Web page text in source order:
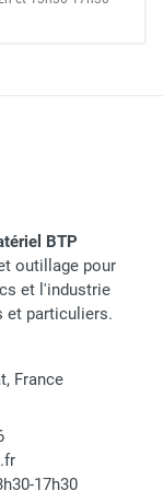
BTP
outillage pour
et l'industrie
et particuliers.
France
17h30